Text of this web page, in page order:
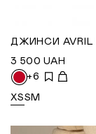
ДЖИНСИ AVRIL
3 500 UAH
+6
XSS M